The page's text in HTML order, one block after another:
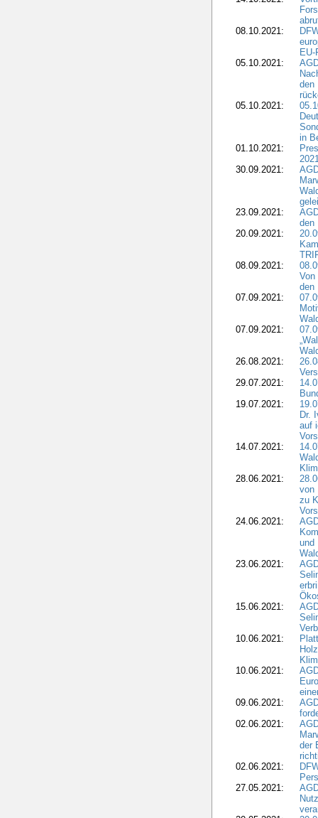
08.10.2021:
05.10.2021:
den
05.10.2021:
in
01.10.2021:
30.09.2021:
23.09.2021:
den
20.09.2021:
08.09.2021:
den
07.09.2021:
07.09.2021:
26.08.2021:
29.07.2021:
19.07.2021:
Dr.
auf
14.07.2021:
28.06.2021:
von
zu
24.06.2021:
und
23.06.2021:
15.06.2021:
10.06.2021:
10.06.2021:
09.06.2021:
02.06.2021:
der
02.06.2021:
27.05.2021: